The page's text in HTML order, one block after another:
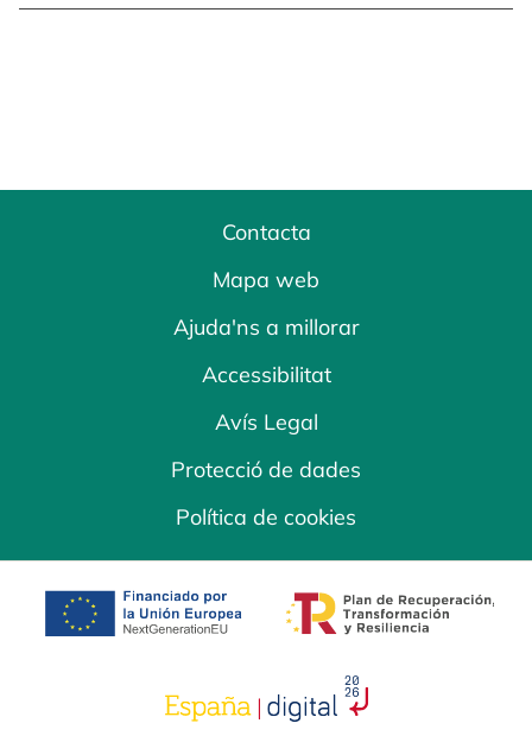
Contacta
Mapa web
Ajuda'ns a millorar
Accessibilitat
Avís Legal
Protecció de dades
Política de cookies
opens in a new tab opens in a new
opens in a new tab